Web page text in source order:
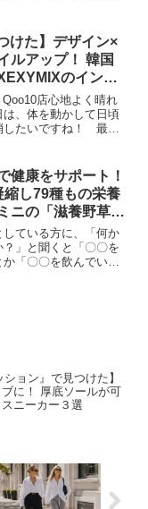
ではなくてメイクして
していな...
けた】デザイン×
ルアップ！ 韓国
のインナ
店心地よく晴れ
、体を動かして日頃
したいですね！ 最近
です。フィットネス
健康をサポート！
縮し79種もの栄養
ニの「滋養野草
）」が新登場
ている方に、「何か
？」と聞くと「〇〇を
「〇〇を飲んでいま
ョン』で見つけた】
に！ 厚底ソールが可
ニーカー３選